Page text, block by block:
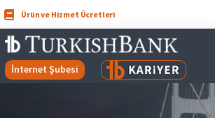
Ürün ve Hizmet Ücretleri
İnternet Şubesi